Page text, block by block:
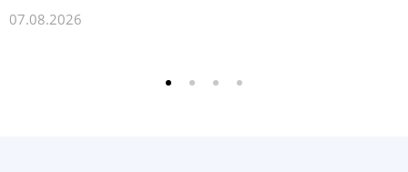
07.08.2026